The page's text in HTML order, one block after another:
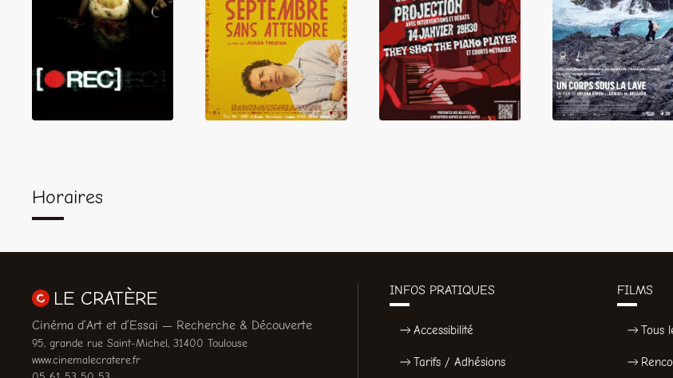
REC
Septembre sans
attendre
They Shot The
Piano Player
Un corps sous la
lave
Horaires
LE CRATÈRE
Cinéma d’Art et d’Essai — Recherche & Découverte
95, grande rue Saint-Michel, 31400 Toulouse
www.cinemalecratere.fr
INFOS PRATIQUES
Accessibilité
Tarifs / Adhésions
FILMS
Tous